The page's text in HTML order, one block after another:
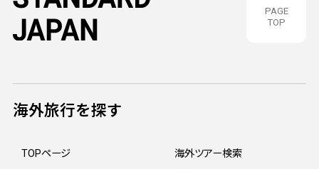
PAGE
TOP
海外旅行を探す
TOPページ
海外ツアー検索